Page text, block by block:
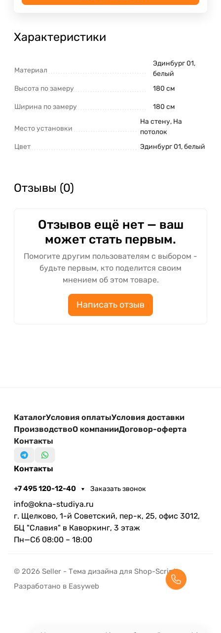
Характеристики
Материал
Эдинбург 01,
белый
Высота по замеру
180 см
Ширина по замеру 180 см
Место установки
На стену, На
потолок
Цвет
Эдинбург 01, белый
Отзывы (0)
Отзывов ещё нет — ваш
может стать первым.
Помогите другим пользователям с выбором -
будьте первым, кто поделится своим
мнением об этом товаре.
Написать отзыв
КаталогУсловия оплатыУсловия доставки
ПроизводствоО компанииДоговор-оферта
Контакты
Контакты
+7 495 120-12-40 Заказать звонок
info@okna-studiya.ru
г. Щелково, 1-й Советский, пер-к, 25, офис 3012,
БЦ "Славия" в Каворкинг, 3 этаж
Пн—Сб 08:00 – 18:00
© 2026 Seller - Тема дизайна для Shop-Script
Разработано в Easyweb